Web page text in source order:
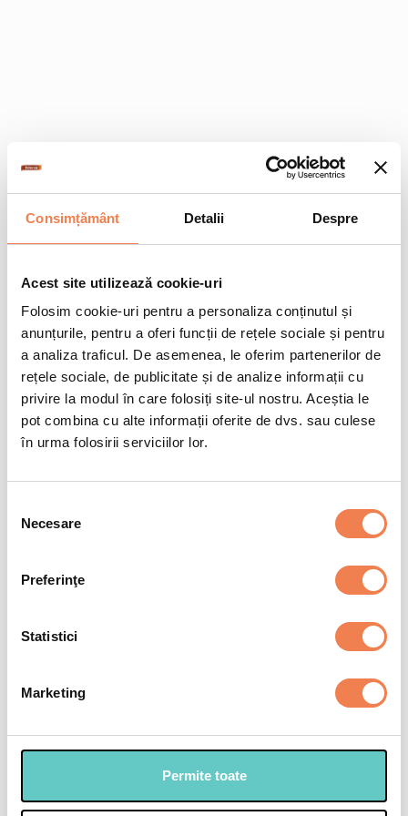
Consimțământ Detalii Despre
Acest site utilizează cookie-uri
Folosim cookie-uri pentru a personaliza conținutul și
anunțurile, pentru a oferi funcții de rețele sociale și pentru
a analiza traficul. De asemenea, le oferim partenerilor de
rețele sociale, de publicitate și de analize informații cu
privire la modul în care folosiți site-ul nostru. Aceștia le
pot combina cu alte informații oferite de dvs. sau culese
în urma folosirii serviciilor lor.
consimțământului
Necesare
Preferinţe
Statistici
Marketing
Permite toate